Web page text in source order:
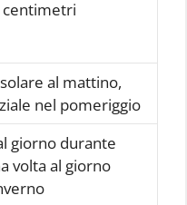
centimetri
al mattino,
nel pomeriggio
giorno durante
volta al giorno